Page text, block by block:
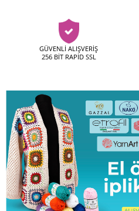
GÜVENLİ ALIŞVERİŞ
256 BİT RAPİD SSL